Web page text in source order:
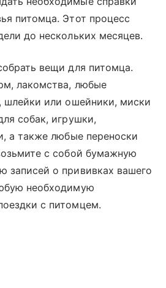
питомца. Этот процесс
до нескольких месяцев.
вещи для питомца.
лакомства, любые
шлейки или ошейники, миски
собак, игрушки,
а также любые переноски
с собой бумажную
записей о прививках вашего
необходимую
с питомцем.